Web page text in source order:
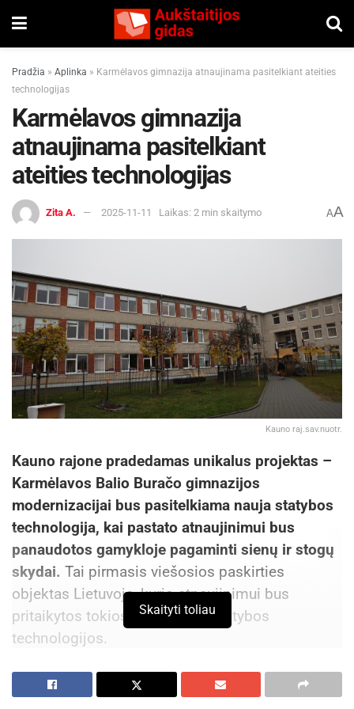
Pradžia » Aplinka » Karmėlavos gimnazija atnaujinama pasitelkiant ateities
technologijas
Karmėlavos gimnazija
atnaujinama pasitelkiant
ateities technologijas
Zita A. 2025-11-11 Laikas: 2 min skaitymo AA
Kauno raj.sav.nuotr.
Kauno rajone pradedamas unikalus projektas –
Karmėlavos Balio Buračo gimnazijos
modernizacijai bus pasitelkiama nauja statybos
technologija, kai pastato atnaujinimui bus
panaudotos gamykloje pagaminti sienų ir stogų
skydai. Tai pirmasis viešosios paskirties
objektas Lietuvoje, kurio atnaujinimui bus
pritaikytos tokios inovatyvios statybos
technologijos.
Ši technologija leis pagreitinti rangos darbus,
sumažinti darbų apimtį statybvietėje, padidinti
Skaityti toliau